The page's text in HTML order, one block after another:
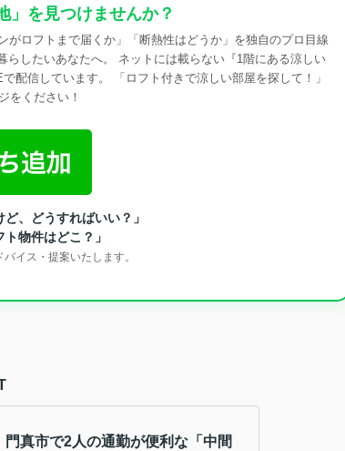
」を見つけませんか？
ロフトまで届くか」「断熱性はどうか」を独自のプロ目線
したいあなたへ。 ネットには載らない『1階にある涼しい
配信しています。 「ロフト付きで涼しい部屋を探して！」
をください！
、どうすればいい？」
ト物件はどこ？」
イス・提案いたします。
門真市で2人の通勤が便利な「中間